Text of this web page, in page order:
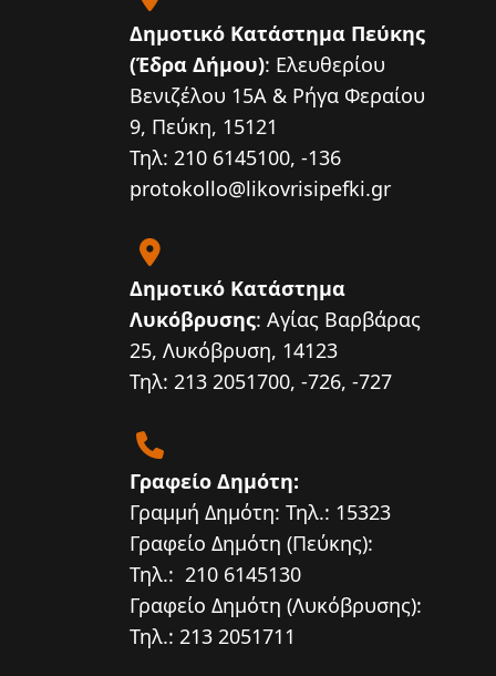
Δημοτικό Κατάστημα Πεύκης
(Έδρα Δήμου): Ελευθερίου
Βενιζέλου 15Α & Ρήγα Φεραίου
9, Πεύκη, 15121
Τηλ: 210 6145100, -136
protokollo@likovrisipefki.gr
Δημοτικό Κατάστημα
Λυκόβρυσης: Αγίας Βαρβάρας
25, Λυκόβρυση, 14123
Τηλ: 213 2051700, -726, -727
Γραφείο Δημότη:
Γραμμή Δημότη: Τηλ.: 15323
Γραφείο Δημότη (Πεύκης):
Τηλ.: 210 6145130
Γραφείο Δημότη (Λυκόβρυσης):
Τηλ.: 213 2051711